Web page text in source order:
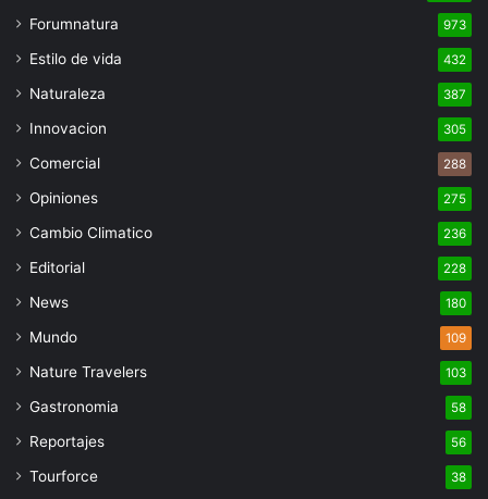
Forumnatura 973
Estilo de vida 432
Naturaleza 387
Innovacion 305
Comercial 288
Opiniones 275
Cambio Climatico 236
Editorial 228
News 180
Mundo 109
Nature Travelers 103
Gastronomia 58
Reportajes 56
Tourforce 38